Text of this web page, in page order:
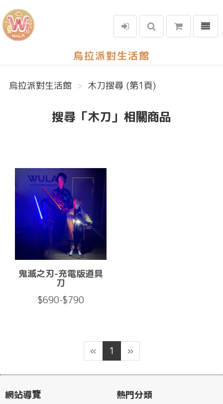
烏拉派對生活館
選單
烏拉派對生活館 木刀搜尋 (第1頁)
搜尋「木刀」相關商品
鬼滅之刃-充電版道具
刀
$690-$790
« 1 »
網站導覽
熱門分類